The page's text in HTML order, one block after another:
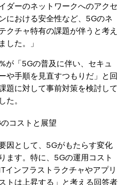
ダーのネットワークへのアクセ
における安全性など、5Gのネ
クチャ特有の課題が伴うと考え
した。」
が「5Gの普及に伴い、セキュ
や手順を見直すつもりだ」と回
題に対して事前対策を検討して
た。
コストと展望
因として、5Gがもたらす変化
ます。特に、5Gの運用コスト
インフラストラクチャやアプリ
トは上昇する」と考える回答者